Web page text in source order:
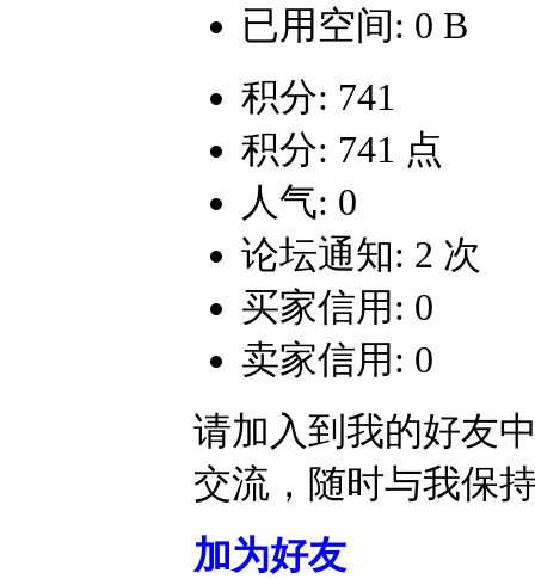
已用空间: 0 B
积分: 741
积分: 741 点
人气: 0
论坛通知: 2 次
买家信用: 0
卖家信用: 0
请加入到我的好友
交流，随时与我保
加为好友